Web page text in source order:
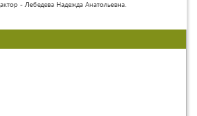
- Лебедева Надежда Анатольевна.